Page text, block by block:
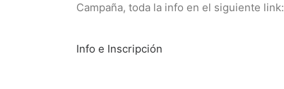
Campaña, toda la info en el siguiente link:
Info e Inscripción